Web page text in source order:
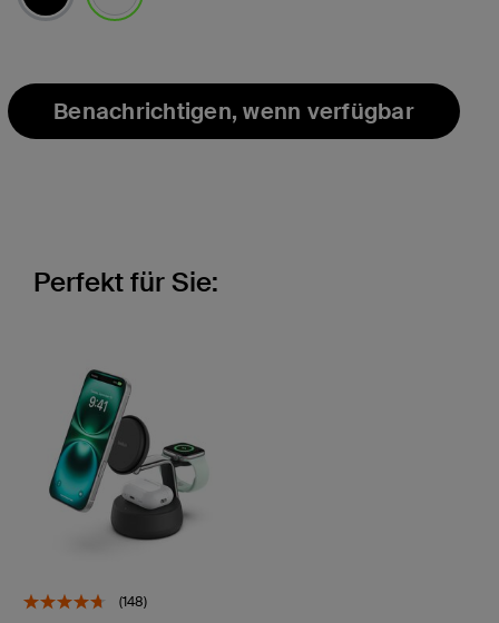
Benachrichtigen, wenn verfügbar
Perfekt für Sie:
(148)